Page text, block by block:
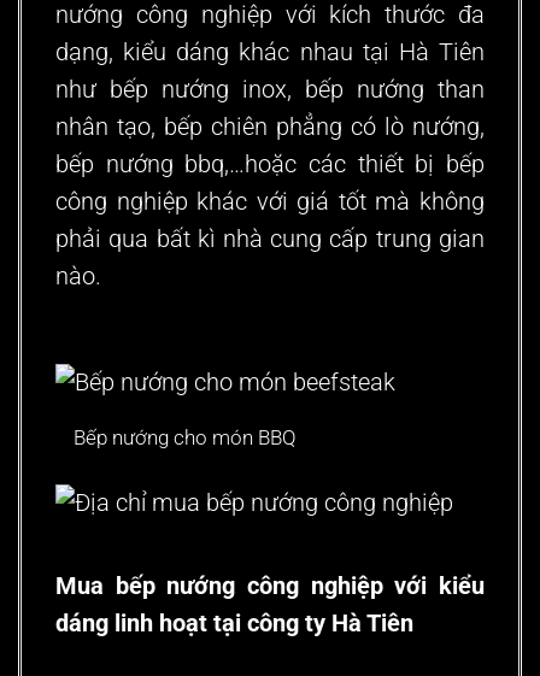
nướng công nghiệp với kích thước đa
dạng, kiểu dáng khác nhau tại Hà Tiên
như bếp nướng inox, bếp nướng than
nhân tạo, bếp chiên phẳng có lò nướng,
bếp nướng bbq,…hoặc các thiết bị bếp
công nghiệp khác với giá tốt mà không
phải qua bất kì nhà cung cấp trung gian
nào.
Bếp nướng cho món BBQ
Mua bếp nướng công nghiệp với kiểu
dáng linh hoạt tại công ty Hà Tiên